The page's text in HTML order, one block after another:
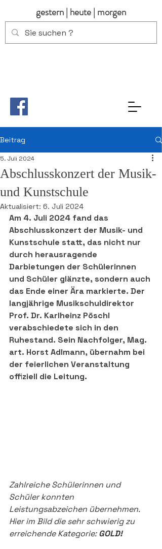
gestern | heute | morgen
Beitrag
Abschlusskonzert der Musik-
und Kunstschule
5. Juli 2024
Aktualisiert: 6. Juli 2024
Am 4. Juli 2024 fand das
Abschlusskonzert der Musik- und
Kunstschule statt, das nicht nur
durch herausragende
Darbietungen der Schülerinnen
und Schüler glänzte, sondern auch
das Ende einer Ära markierte. Der
langjährige Musikschuldirektor
Prof. Dr. Karlheinz Pöschl
verabschiedete sich in den
Ruhestand. Sein Nachfolger, Mag.
art. Horst Adlmann, übernahm bei
der feierlichen Veranstaltung
offiziell die Leitung.
Zahlreiche Schülerinnen und
Schüler konnten
Leistungsabzeichen übernehmen.
Hier im Bild die sehr schwierig zu
erreichende Kategorie: GOLD!